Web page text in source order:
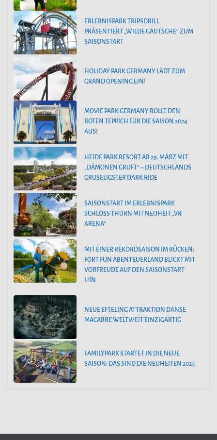
ERLEBNISPARK TRIPSDRILL
PRÄSENTIERT „WILDE GAUTSCHE“ ZUM
SAISONSTART
HOLIDAY PARK GERMANY LÄDT ZUM
GRAND OPENING EIN!
MOVIE PARK GERMANY ROLLT DEN
ROTEN TEPPICH FÜR DIE SAISON 2024
AUS!
HEIDE PARK RESORT AB 29. MÄRZ MIT
„DÄMONEN GRUFT“ – DEUTSCHLANDS
GRUSELIGSTER DARK RIDE
SAISONSTART IM ERLEBNISPARK
SCHLOSS THURN MIT NEUHEIT „VR
ARENA“
MIT EINER REKORDSAISON IM RÜCKEN:
FORT FUN ABENTEUERLAND BLICKT MIT
VORFREUDE AUF DEN SAISONSTART
HIN
NEUE EFTELING ATTRAKTION DANSE
MACABRE WELTWEIT EINZIGARTIG
FAMILYPARK STARTET IN DIE NEUE
SAISON: DAS SIND DIE NEUHEITEN 2024